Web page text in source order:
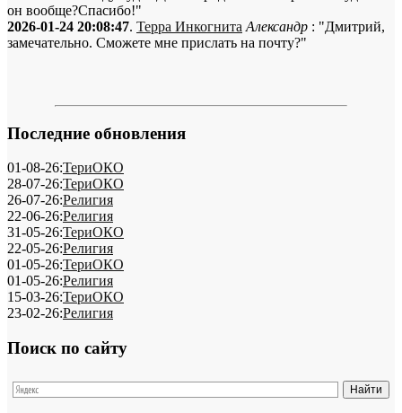
он вообще?Спасибо!"
2026-01-24 20:08:47. Терра Инкогнита Александр : "Дмитрий,
замечательно. Сможете мне прислать на почту?"
Последние обновления
01-08-26:ТериОКО
28-07-26:ТериОКО
26-07-26:Религия
22-06-26:Религия
31-05-26:ТериОКО
22-05-26:Религия
01-05-26:ТериОКО
01-05-26:Религия
15-03-26:ТериОКО
23-02-26:Религия
Поиск по сайту